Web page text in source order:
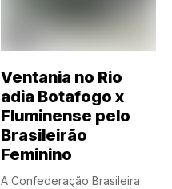
Ventania no Rio
adia Botafogo x
Fluminense pelo
Brasileirão
Feminino
A Confederação Brasileira